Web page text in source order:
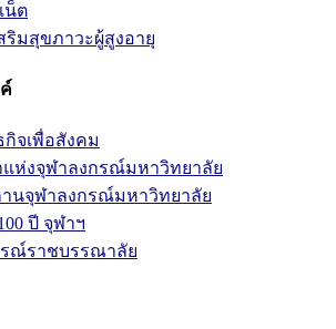
น็ต
ริมสุขภาวะผู้สูงอายุ
จเพื่อสังคม
ห่งจุฬาลงกรณ์มหาวิทยาลัย
นจุฬาลงกรณ์มหาวิทยาลัย
ปี จุฬาฯ
ณ์ราชบรรณาลัย